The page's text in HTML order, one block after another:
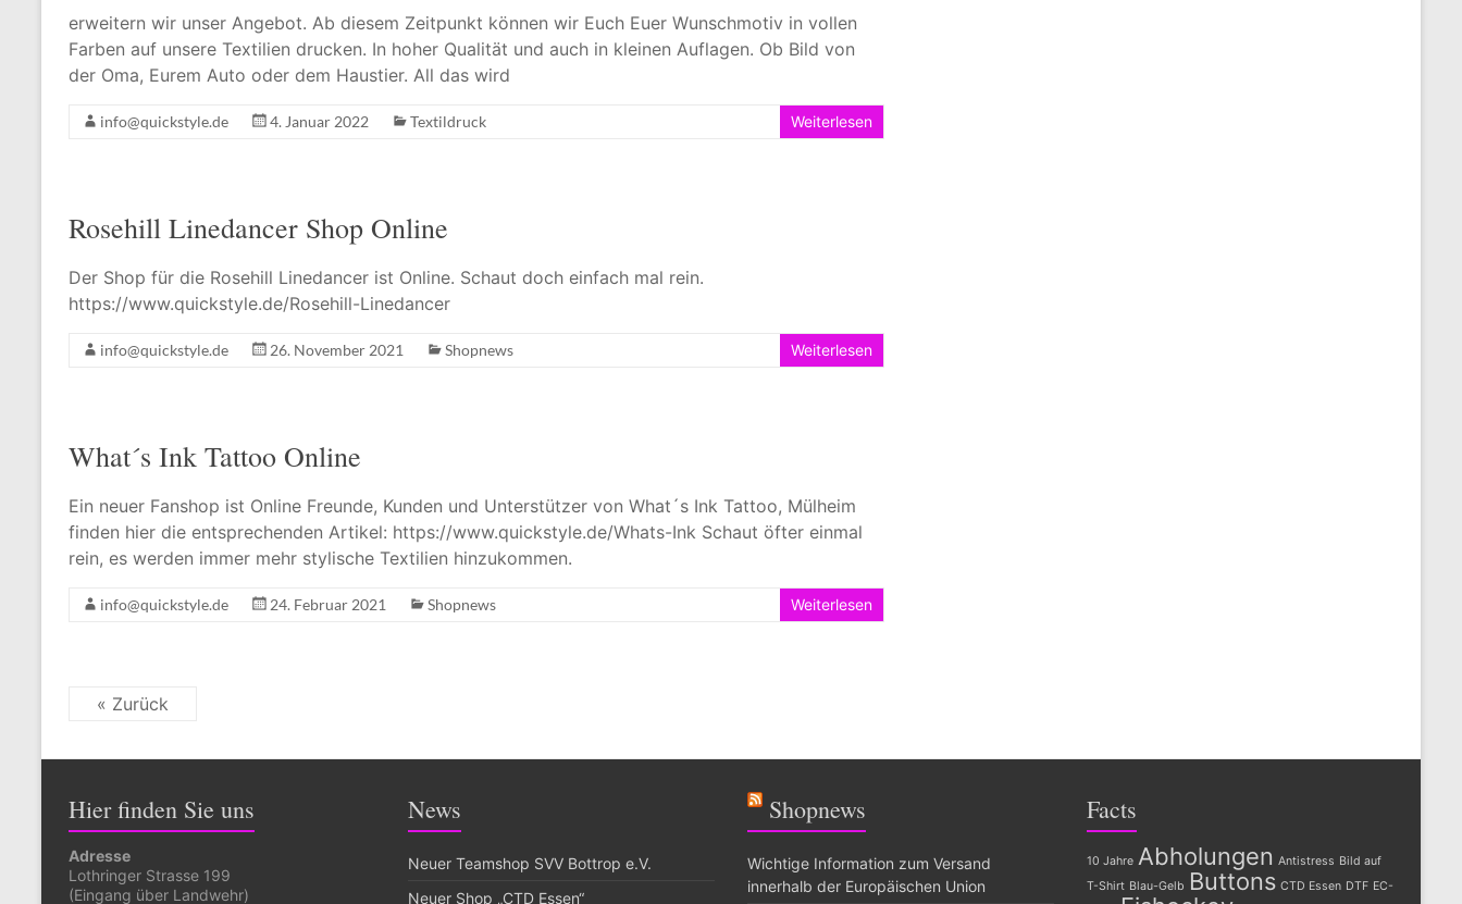
erweitern wir unser Angebot. Ab diesem Zeitpunkt können wir Euch Euer Wunschmotiv in vollen
Farben auf unsere Textilien drucken. In hoher Qualität und auch in kleinen Auflagen. Ob Bild von
der Oma, Eurem Auto oder dem Haustier. All das wird
info@quickstyle.de 4. Januar 2022 Textildruck Weiterlesen
Rosehill Linedancer Shop Online
Der Shop für die Rosehill Linedancer ist Online. Schaut doch einfach mal rein.
https://www.quickstyle.de/Rosehill-Linedancer
info@quickstyle.de 26. November 2021 Shopnews Weiterlesen
What´s Ink Tattoo Online
Ein neuer Fanshop ist Online Freunde, Kunden und Unterstützer von What´s Ink Tattoo, Mülheim
finden hier die entsprechenden Artikel: https://www.quickstyle.de/Whats-Ink Schaut öfter einmal
rein, es werden immer mehr stylische Textilien hinzukommen.
info@quickstyle.de 24. Februar 2021 Shopnews Weiterlesen
« Zurück
Hier finden Sie uns
Adresse
Lothringer Strasse 199
(Eingang über Landwehr)
News
Neuer Teamshop SVV Bottrop e.V.
Neuer Shop „CTD Essen“
Shopnews
Wichtige Information zum Versand
innerhalb der Europäischen Union
Facts
10 Jahre Abholungen Antistress Bild auf
T-Shirt Blau-Gelb Buttons CTD Essen DTF EC-